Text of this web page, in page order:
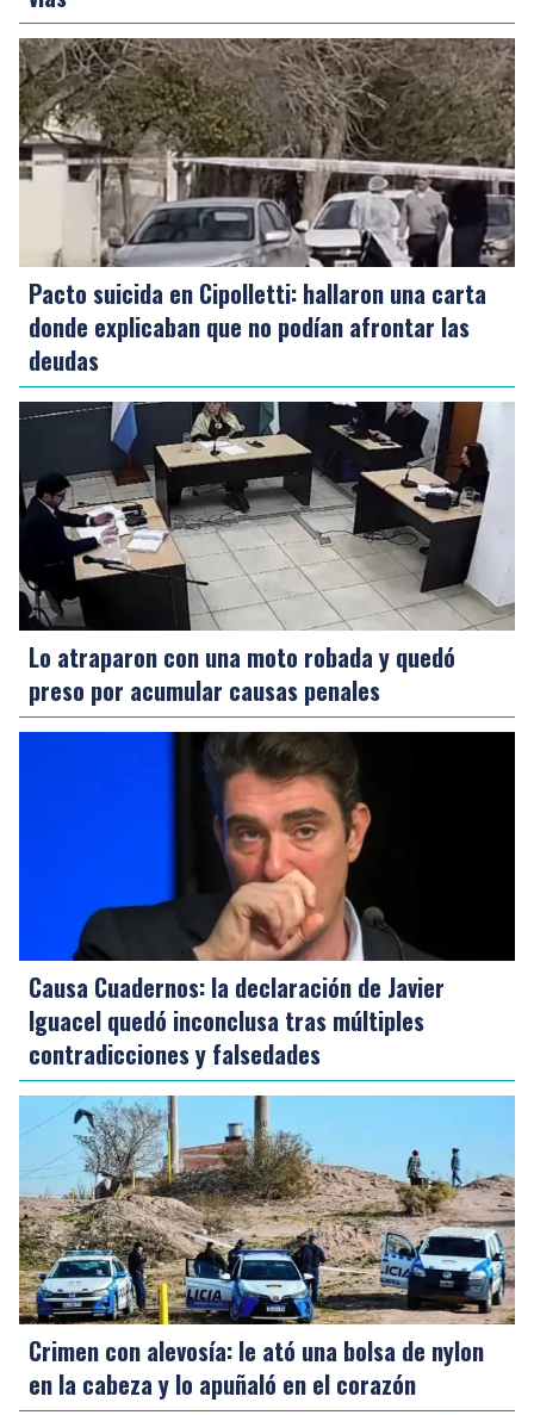
Pacto suicida en Cipolletti: hallaron una carta
donde explicaban que no podían afrontar las
deudas
Lo atraparon con una moto robada y quedó
preso por acumular causas penales
Causa Cuadernos: la declaración de Javier
Iguacel quedó inconclusa tras múltiples
contradicciones y falsedades
Crimen con alevosía: le ató una bolsa de nylon
en la cabeza y lo apuñaló en el corazón